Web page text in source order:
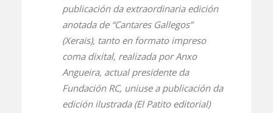
publicación da extraordinaria edición
anotada de “Cantares Gallegos”
(Xerais), tanto en formato impreso
coma dixital, realizada por Anxo
Angueira, actual presidente da
Fundación RC, uniuse a publicación da
edición ilustrada (El Patito editorial)